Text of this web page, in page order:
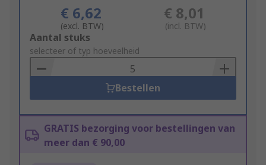
€ 6,62
(excl. BTW)
€ 8,01
(incl. BTW)
Add
to
Basket
Aantal stuks
selecteer of typ hoeveelheid
Bestellen
GRATIS bezorging voor bestellingen van
meer dan € 90,00